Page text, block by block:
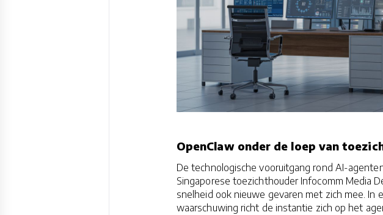
OpenClaw onder de loep van
De technologische vooruitgang rond AI-
Singaporese toezichthouder Infocomm Media
snelheid ook nieuwe gevaren met zich mee. In
waarschuwing richt de instantie zich op het